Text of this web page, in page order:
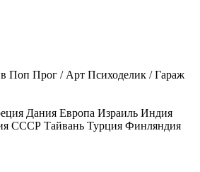
Поп Прог / Арт Психоделик / Гараж
Дания Европа Израиль Индия
СССР Тайвань Турция Финляндия